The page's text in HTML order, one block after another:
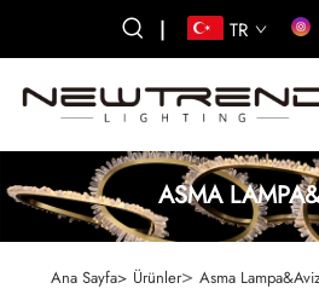
| TR
ASMA
Ana Sayfa> Ürünler> Asma